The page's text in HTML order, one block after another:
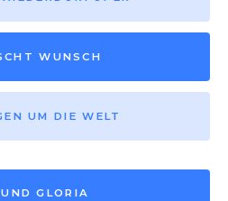
WUNSCH
UM DIE WELT
GLORIA